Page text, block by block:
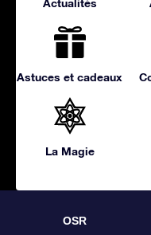
Astuces et cadeaux
La Magie
OSR